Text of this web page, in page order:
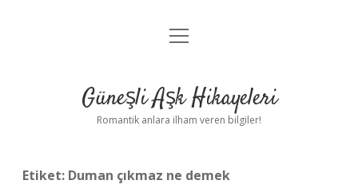
Anasayfa
Yasal Uyarı
menüyü
Güneşli Aşk Hikayeleri
Romantik anlara ilham veren bilgiler!
Etiket: Duman çıkmaz ne demek